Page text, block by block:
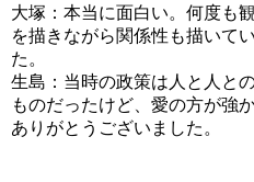
大塚：本当に面白い。何度も
を描きながら関係性も描いて
た。
生島：当時の政策は人と人と
ものだったけど、愛の方が強
ありがとうございました。